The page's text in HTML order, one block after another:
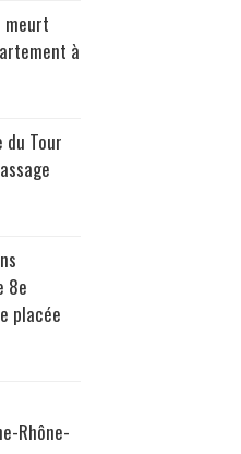
meurt
à
du Tour
8e
placée
Rhône-